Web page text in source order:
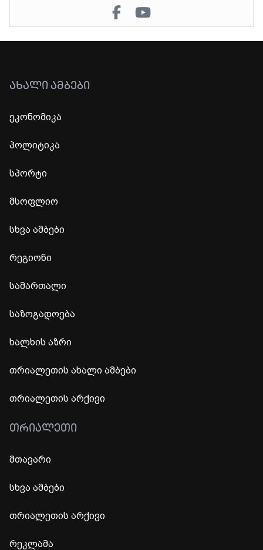
ᲐᲮᲐᲚᲘ ᲐᲛᲑᲔᲑᲘ
ეკონომიკა
პოლიტიკა
სპორტი
მსოფლიო
სხვა ამბები
რეგიონი
სამართალი
საზოგადოება
ხალხის აზრი
თრიალეთის ახალი ამბები
თრიალეთის არქივი
ᲗᲠᲘᲐᲚᲔᲗᲘ
მთავარი
სხვა ამბები
თრიალეთის არქივი
რეკლამა